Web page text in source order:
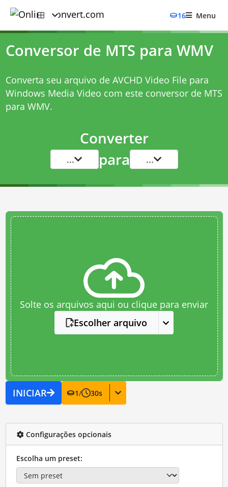
16 Menu
Conversor de MTS para WMV
Converta seu arquivo de AVCHD Video File para
Windows Media Video com este conversor de MTS
para WMV.
Converter
... para ...
Solte os arquivos aqui ou clique para enviar
Escolher arquivo
INICIAR 1/ 30s
Configurações opcionais
Escolha um preset: